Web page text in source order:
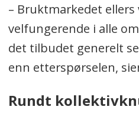
– Bruktmarkedet
velfungerende i alle
det tilbudet generelt
enn etterspørselen,
Rundt